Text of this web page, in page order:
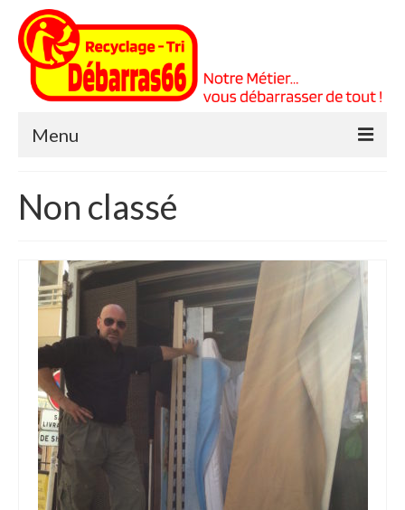
Menu
Venez Visiter mon nouveau Site !!
Prestations
A propos
Nos Références
Votre panier
Mon compte
Non classé